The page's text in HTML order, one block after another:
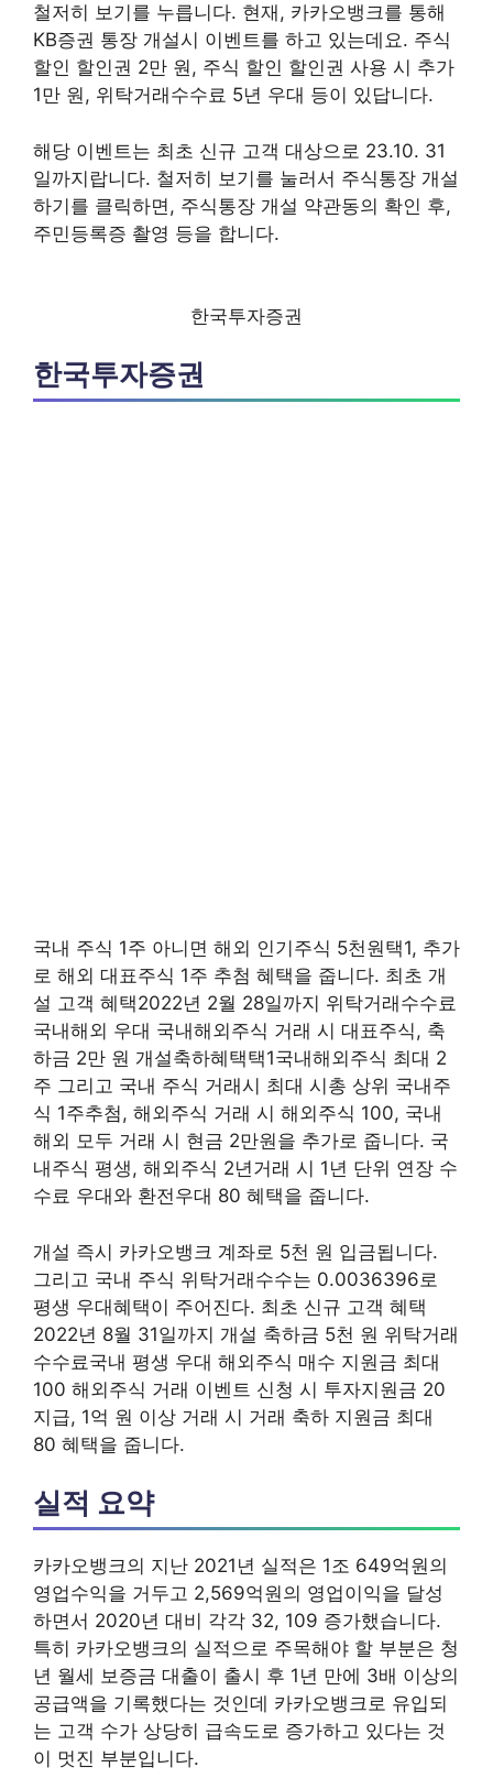
철저히 보기를 누릅니다. 현재, 카카오뱅크를 통해
KB증권 통장 개설시 이벤트를 하고 있는데요. 주식
할인 할인권 2만 원, 주식 할인 할인권 사용 시 추가
1만 원, 위탁거래수수료 5년 우대 등이 있답니다.
해당 이벤트는 최초 신규 고객 대상으로 23.10. 31
일까지랍니다. 철저히 보기를 눌러서 주식통장 개설
하기를 클릭하면, 주식통장 개설 약관동의 확인 후,
주민등록증 촬영 등을 합니다.
한국투자증권
한국투자증권
국내 주식 1주 아니면 해외 인기주식 5천원택1, 추가
로 해외 대표주식 1주 추첨 혜택을 줍니다. 최초 개
설 고객 혜택2022년 2월 28일까지 위탁거래수수료
국내해외 우대 국내해외주식 거래 시 대표주식, 축
하금 2만 원 개설축하혜택택1국내해외주식 최대 2
주 그리고 국내 주식 거래시 최대 시총 상위 국내주
식 1주추첨, 해외주식 거래 시 해외주식 100, 국내
해외 모두 거래 시 현금 2만원을 추가로 줍니다. 국
내주식 평생, 해외주식 2년거래 시 1년 단위 연장 수
수료 우대와 환전우대 80 혜택을 줍니다.
개설 즉시 카카오뱅크 계좌로 5천 원 입금됩니다.
그리고 국내 주식 위탁거래수수는 0.0036396로
평생 우대혜택이 주어진다. 최초 신규 고객 혜택
2022년 8월 31일까지 개설 축하금 5천 원 위탁거래
수수료국내 평생 우대 해외주식 매수 지원금 최대
100 해외주식 거래 이벤트 신청 시 투자지원금 20
지급, 1억 원 이상 거래 시 거래 축하 지원금 최대
80 혜택을 줍니다.
실적 요약
카카오뱅크의 지난 2021년 실적은 1조 649억원의
영업수익을 거두고 2,569억원의 영업이익을 달성
하면서 2020년 대비 각각 32, 109 증가했습니다.
특히 카카오뱅크의 실적으로 주목해야 할 부분은 청
년 월세 보증금 대출이 출시 후 1년 만에 3배 이상의
공급액을 기록했다는 것인데 카카오뱅크로 유입되
는 고객 수가 상당히 급속도로 증가하고 있다는 것
이 멋진 부분입니다.